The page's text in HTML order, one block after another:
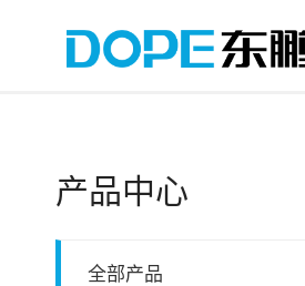
产品中心
全部产品